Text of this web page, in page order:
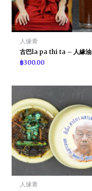
人缘膏
古巴la pa thi ta – 人緣油
฿300.00
人缘膏